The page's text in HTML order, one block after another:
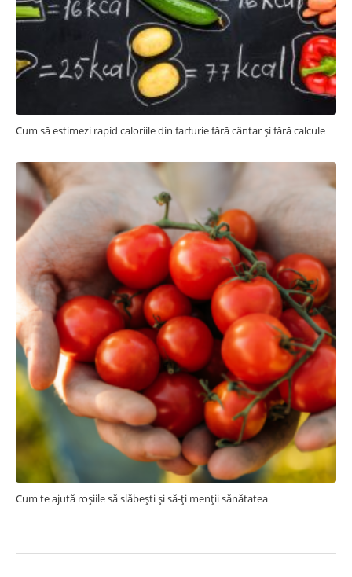
Cum să estimezi rapid caloriile din farfurie fără cântar și fără calcule
Cum te ajută roșiile să slăbești și să-ți menții sănătatea